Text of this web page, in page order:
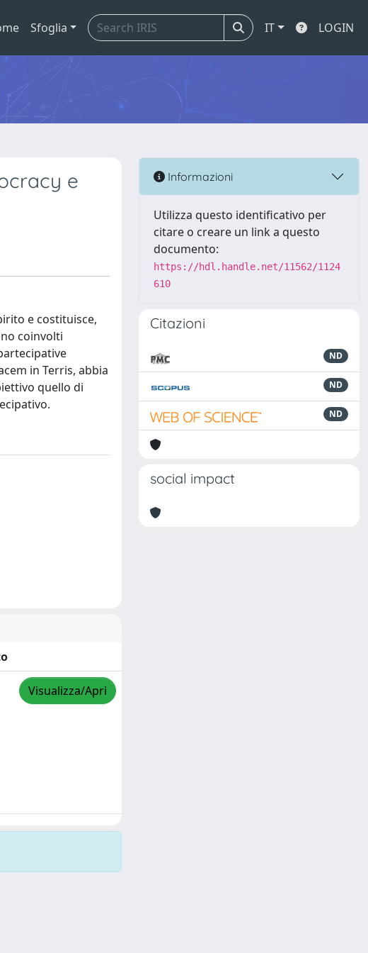
Sfoglia IT LOGIN
e
e costituisce,
coinvolti
in Terris, abbia
quello di
Visualizza/Apri
Informazioni
Utilizza questo identificativo per
citare o creare un link a questo
documento:
https://hdl.handle.net/11562/1124
610
Citazioni
ND
ND
ND
social impact